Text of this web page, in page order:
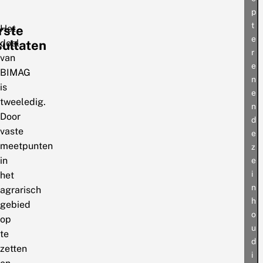
Het
doel
van
BIMAG
is
tweeledig.
Door
vaste
meetpunten
in
het
agrarisch
gebied
op
te
zetten
p
t
e
r
e
n
e
n
d
e
z
e
i
n
h
o
u
d
i